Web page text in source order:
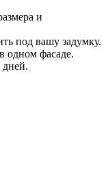
и
под вашу задумку.
одном фасаде.
дней.